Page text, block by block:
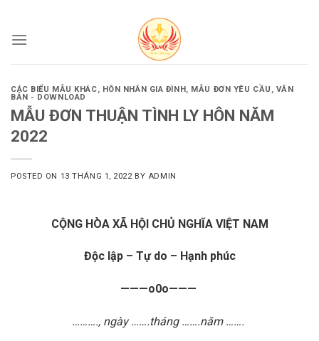
content
CÁC BIỂU MẪU KHÁC, HÔN NHÂN GIA ĐÌNH, MẪU ĐƠN YÊU CẦU , VĂN
BẢN - DOWNLOAD
MẪU ĐƠN THUẬN TÌNH LY HÔN NĂM
2022
POSTED ON 13 THÁNG 1, 2022 BY ADMIN
CỘNG HÒA XÃ HỘI CHỦ NGHĨA VIỆT NAM
Độc lập – Tự do – Hạnh phúc
———o0o———
………., ngày …….tháng …….năm …….